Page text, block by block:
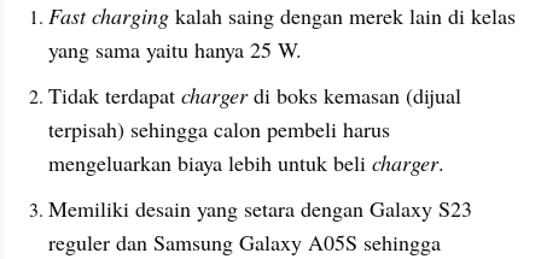
Fast charging kalah saing dengan merek lain di kelas
yang sama yaitu hanya 25 W.
Tidak terdapat charger di boks kemasan (dijual
terpisah) sehingga calon pembeli harus
mengeluarkan biaya lebih untuk beli charger.
Memiliki desain yang setara dengan Galaxy S23
reguler dan Samsung Galaxy A05S sehingga